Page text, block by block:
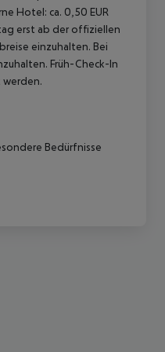
Hotel: ca. 0,50 EUR
erst ab der offiziellen
einzuhalten. Bei
Früh-Check-In
werden.
Bedürfnisse